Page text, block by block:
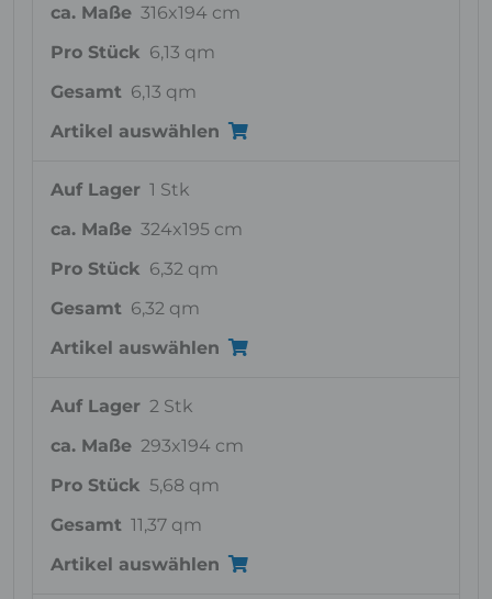
ca. Maße 316x194 cm
Pro Stück 6,13 qm
Gesamt 6,13 qm
Artikel auswählen
Auf Lager 1 Stk
ca. Maße 324x195 cm
Pro Stück 6,32 qm
Gesamt 6,32 qm
Artikel auswählen
Auf Lager 2 Stk
ca. Maße 293x194 cm
Pro Stück 5,68 qm
Gesamt 11,37 qm
Artikel auswählen